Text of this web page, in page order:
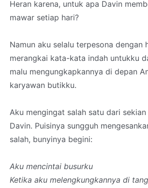
Heran karena, untuk apa Davin
mawar setiap hari?
Namun aku selalu terpesona dengan
merangkai kata-kata indah untukku
malu mengungkapkannya di depan
karyawan butikku.
Aku mengingat salah satu dari
Davin. Puisinya sungguh
salah, bunyinya begini:
Aku mencintai busurku
Ketika aku melengkungkannya di